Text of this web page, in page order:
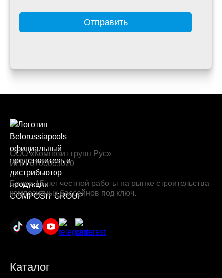
Отправить
ООО «Композит групп Рус»
ИНН 6700005020
Более 15 лет честной работы на рынке строительства
композитных бассейнов под ключ.
Каталог